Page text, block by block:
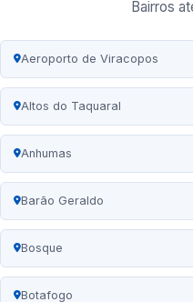
Bairros
Aeroporto de Viracopos
Altos do Taquaral
Anhumas
Barão Geraldo
Bosque
Botafogo